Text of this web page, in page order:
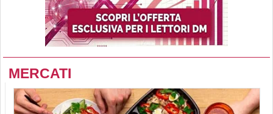
MERCATI